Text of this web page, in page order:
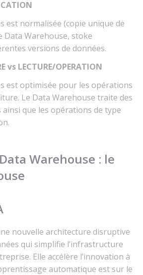
est normalisée (copie unique de
Data Warehouse, stoke
versions de données.
vs LECTURE/OPERATION
est optimisée pour les opérations
Le Data Warehouse traite des
que les opérations de type
Warehouse : le
nouvelle architecture disruptive
qui simplifie l’infrastructure
Elle accélère l’innovation à
automatique est sur le